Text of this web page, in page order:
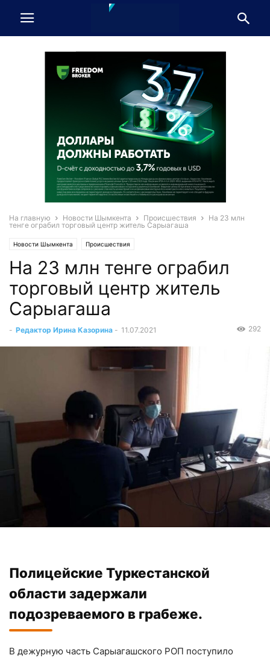
На главную Новости Шымкента Происшествия
На 23 млн
тенге ограбил торговый центр житель Сарыагаша
Новости Шымкента Происшествия
На 23 млн тенге ограбил
торговый центр житель
Сарыагаша
- Редактор Ирина Казорина - 11.07.2021 292
Полицейские Туркестанской
области задержали
подозреваемого в грабеже.
В дежурную часть Сарыагашского РОП поступило